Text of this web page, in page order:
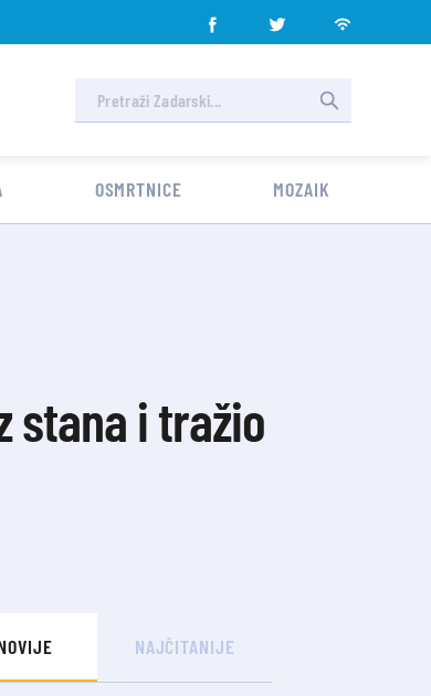
OSMRTNICE MOZAIK
stana i tražio
NAJČITANIJE